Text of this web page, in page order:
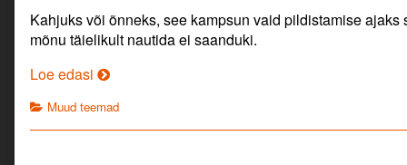
Kahjuks või õnneks, see kampsun vaid pildistamise
mõnu täielikult nautida ei saanduki.
Loe edasi Villased
ja
kampsun,
Categories
Muud teemad